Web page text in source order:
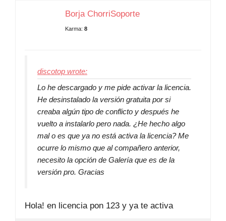
Borja ChorriSoporte
Karma: 8
discotop wrote:
Lo he descargado y me pide activar la licencia.
He desinstalado la versión gratuita por si
creaba algún tipo de conflicto y después he
vuelto a instalarlo pero nada. ¿He hecho algo
mal o es que ya no está activa la licencia? Me
ocurre lo mismo que al compañero anterior,
necesito la opción de Galería que es de la
versión pro. Gracias
Hola! en licencia pon 123 y ya te activa